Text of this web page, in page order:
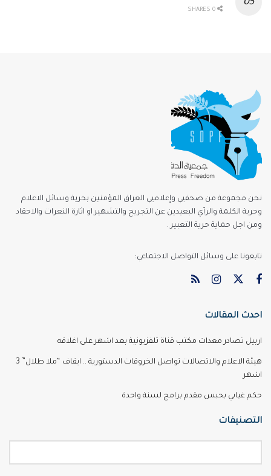
نحن مجموعة من صحفيي وإعلاميي العراق المؤمنين بحرية وسائل الاعلام
وحرية الكلمة والرأي البعيدين عن التجريح والتشهير او اثارة النعرات والاحقاد
ومن اجل حماية حرية التعبير .
تابعونا على وسائل التواصل الاجتماعي:
احدث المقالات
اربيل تصادر معدات مكتب قناة تلفزيونية بعد اشهر على اغلاقه
هيئة الاعلام والاتصالات تواصل الخروقات الدستورية .. ايقاف “ملا طلال” 3
اشهر
حكم غيابي بحبس مقدم برامج لسنة واحدة
التصنيفات